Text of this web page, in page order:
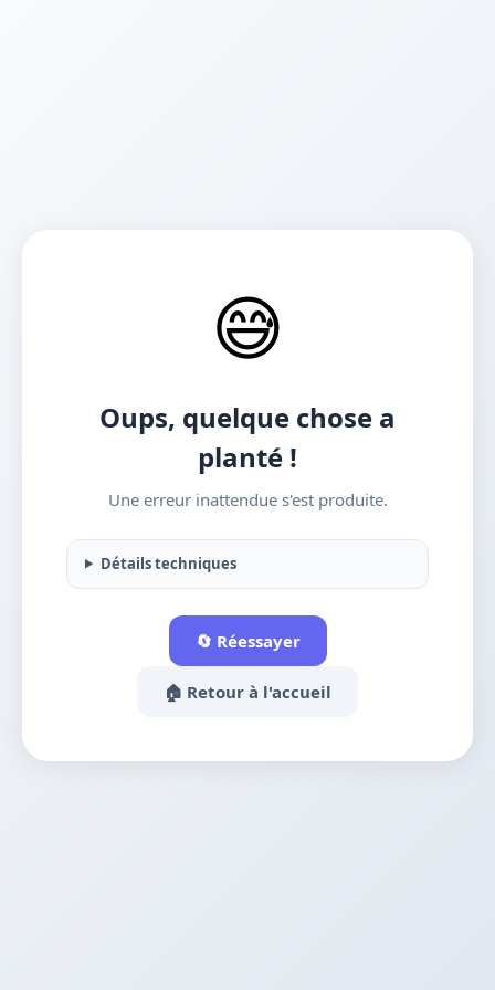
😅
Oups, quelque chose a
planté !
Une erreur inattendue s'est produite.
Détails techniques
🔄 Réessayer
🏠 Retour à l'accueil